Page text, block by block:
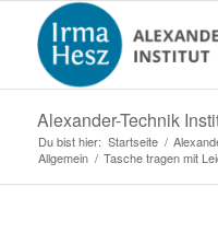
Alexander-Technik
Du bist hier: Startseite /
Allgemein / Tasche tragen mit